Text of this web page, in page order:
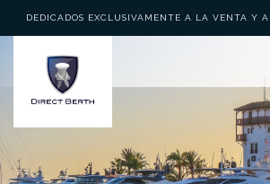
DEDICADOS EXCLUSIVAMENTE A LA VENTA Y